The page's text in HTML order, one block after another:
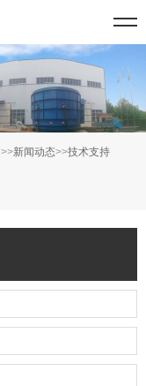
>>新闻动态>>技术支持